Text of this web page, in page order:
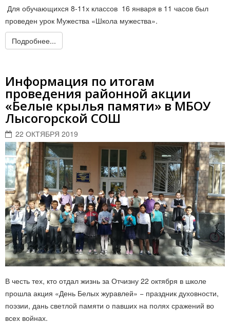
Для обучающихся 8-11х классов 16 января в 11 часов был
проведен урок Мужества «Школа мужества».
Подробнее...
Информация по итогам
проведения районной акции
«Белые крылья памяти» в МБОУ
Лысогорской СОШ
22 ОКТЯБРЯ 2019
В честь тех, кто отдал жизнь за Отчизну 22 октября в школе
прошла акция «День Белых журавлей» − праздник духовности,
поэзии, дань светлой памяти о павших на полях сражений во
всех войнах.